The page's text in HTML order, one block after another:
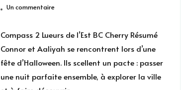
Un commentairesur
de
Brittainy
C.
Compass 2 Lueurs de l’Est BC Cherry Résumé
Connor et Aaliyah se rencontrent lors d’une
fête d’Halloween. Ils scellent un pacte : passer
une nuit parfaite ensemble, à explorer la ville